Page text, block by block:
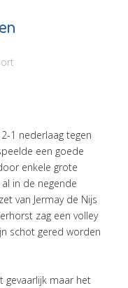
1 nederlaag tegen
een goede
enkele grote
in de negende
van Jermay de Nijs
zag een volley
schot gered worden
gevaarlijk maar het